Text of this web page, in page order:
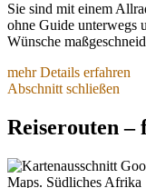
Sie sind mit einem
ohne Guide unterwegs
Wünsche
Der Reisepreis hängt
Unterkünfte,
zusammengestellten
wenn Sie alles
mehr Details erfahren
Abschnitt schließen
Reiserouten –